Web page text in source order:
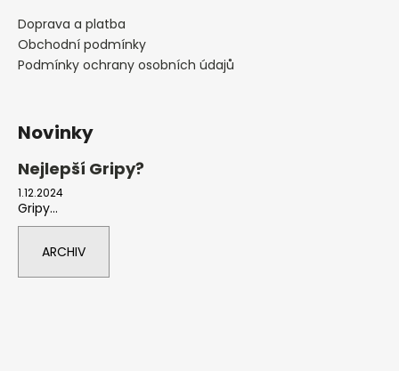
Doprava a platba
Obchodní podmínky
Podmínky ochrany osobních údajů
Novinky
Nejlepší Gripy?
1.12.2024
Gripy...
ARCHIV